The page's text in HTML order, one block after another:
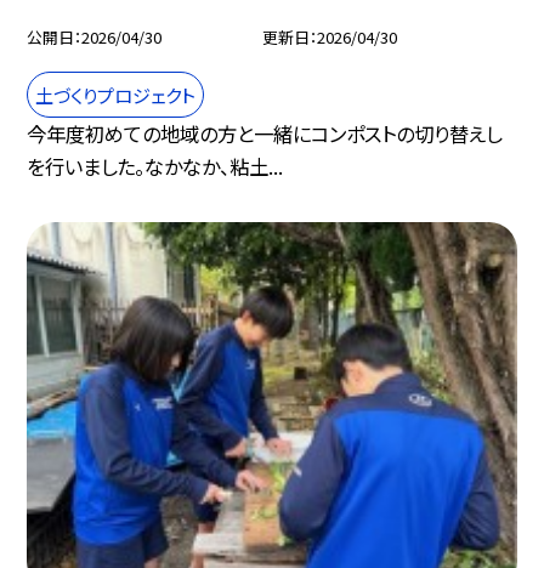
公開日 2026/04/30 更新日 2026/04/30
土づくりプロジェクト
今年度初めての地域の方と一緒にコンポストの切り替えし
を行いました。なかなか、粘土...